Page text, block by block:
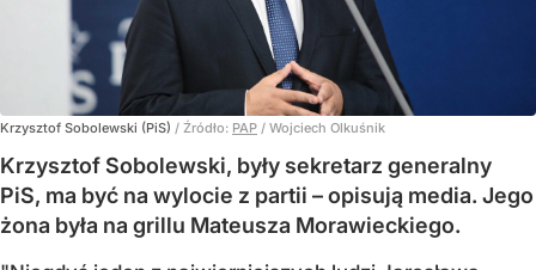
Krzysztof Sobolewski (PiS) / Źródło: PAP / Wojciech Olkuśnik
Krzysztof Sobolewski, były sekretarz generalny
PiS, ma być na wylocie z partii – opisują media. Jego
żona była na grillu Mateusza Morawieckiego.